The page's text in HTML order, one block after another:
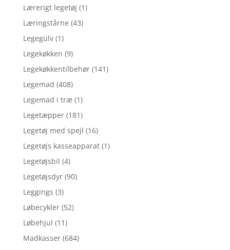
Lærerigt legetøj (1)
Læringstårne (43)
Legegulv (1)
Legekøkken (9)
Legekøkkentilbehør (141)
Legemad (408)
Legemad i træ (1)
Legetæpper (181)
Legetøj med spejl (16)
Legetøjs kasseapparat (1)
Legetøjsbil (4)
Legetøjsdyr (90)
Leggings (3)
Løbecykler (52)
Løbehjul (11)
Madkasser (684)